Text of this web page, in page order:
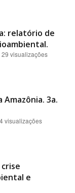
relatório de
29 visualizações
3a.
visualizações
e